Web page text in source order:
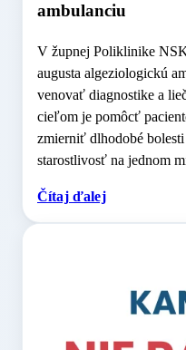
ambulanciu
V župnej Poliklinike
augusta algeziologickú
venovať diagnostike a
cieľom je pomôcť
zmierniť dlhodobé
starostlivosť na jednom
Čítaj ďalej